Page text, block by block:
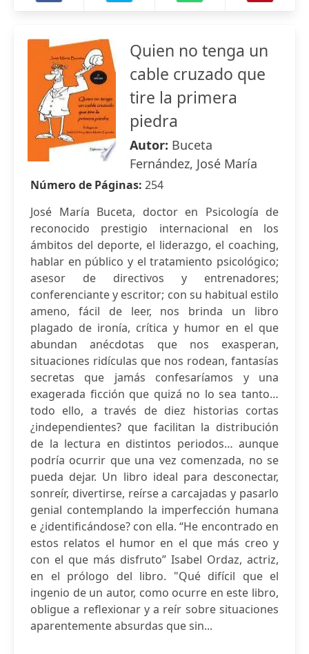
Quien no tenga un
cable cruzado que
tire la primera
piedra
Autor: Buceta
Fernández, José María
Número de Páginas: 254
José María Buceta, doctor en Psicología de
reconocido prestigio internacional en los
ámbitos del deporte, el liderazgo, el coaching,
hablar en público y el tratamiento psicológico;
asesor de directivos y entrenadores;
conferenciante y escritor; con su habitual estilo
ameno, fácil de leer, nos brinda un libro
plagado de ironía, crítica y humor en el que
abundan anécdotas que nos exasperan,
situaciones ridículas que nos rodean, fantasías
secretas que jamás confesaríamos y una
exagerada ficción que quizá no lo sea tanto…
todo ello, a través de diez historias cortas
¿independientes? que facilitan la distribución
de la lectura en distintos periodos… aunque
podría ocurrir que una vez comenzada, no se
pueda dejar. Un libro ideal para desconectar,
sonreír, divertirse, reírse a carcajadas y pasarlo
genial contemplando la imperfección humana
e ¿identificándose? con ella. “He encontrado en
estos relatos el humor en el que más creo y
con el que más disfruto” Isabel Ordaz, actriz,
en el prólogo del libro. "Qué difícil que el
ingenio de un autor, como ocurre en este libro,
obligue a reflexionar y a reír sobre situaciones
aparentemente absurdas que sin...